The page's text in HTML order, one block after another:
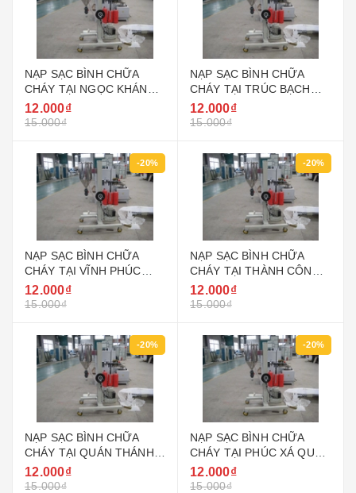
NẠP SẠC BÌNH CHỮA
CHÁY TẠI NGỌC KHÁNH
QUẬN BA ĐÌNH HÀ NỘI
12.000₫
15.000₫
NẠP SẠC BÌNH CHỮA
CHÁY TẠI TRÚC BẠCH
QUẬN BA ĐÌNH HÀ NỘI
12.000₫
15.000₫
-20%
NẠP SẠC BÌNH CHỮA
CHÁY TẠI VĨNH PHÚC
QUẬN BA ĐÌNH HÀ NỘI
12.000₫
15.000₫
-20%
NẠP SẠC BÌNH CHỮA
CHÁY TẠI THÀNH CÔNG
QUẬN BA ĐÌNH HÀ NỘI
12.000₫
15.000₫
-20%
NẠP SẠC BÌNH CHỮA
CHÁY TẠI QUÁN THÁNH
QUẬN BA ĐÌNH HÀ NỘI
12.000₫
15.000₫
-20%
NẠP SẠC BÌNH CHỮA
CHÁY TẠI PHÚC XÁ QUẬN
BA ĐÌNH HÀ NỘI
12.000₫
15.000₫